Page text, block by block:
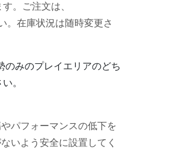
。ご注文は、
。在庫状況は随時変更さ
のみのプレイエリアのどち
。
パフォーマンスの低下を
いよう安全に設置してく